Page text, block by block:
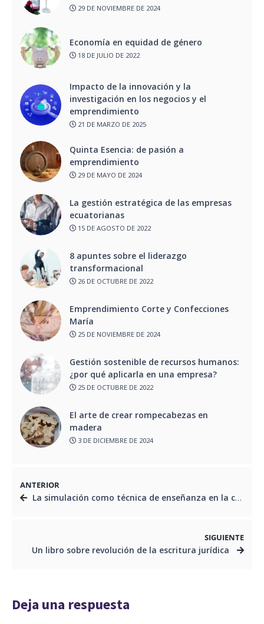
29 DE NOVIEMBRE DE 2024
Economía en equidad de género
18 DE JULIO DE 2022
Impacto de la innovación y la
investigación en los negocios y el
emprendimiento
21 DE MARZO DE 2025
Quinta Esencia: de pasión a
emprendimiento
29 DE MAYO DE 2024
La gestión estratégica de las empresas
ecuatorianas
15 DE AGOSTO DE 2022
8 apuntes sobre el liderazgo
transformacional
26 DE OCTUBRE DE 2022
Emprendimiento Corte y Confecciones
María
25 DE NOVIEMBRE DE 2024
Gestión sostenible de recursos humanos:
¿por qué aplicarla en una empresa?
25 DE OCTUBRE DE 2022
El arte de crear rompecabezas en
madera
3 DE DICIEMBRE DE 2024
ANTERIOR
La simulación como técnica de enseñanza en la carrera de odontología
SIGUIENTE
Un libro sobre revolución de la escritura jurídica
Deja una respuesta